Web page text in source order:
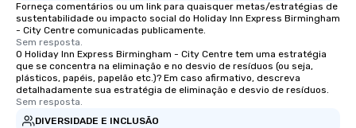
Forneça comentários ou um link para quaisquer metas/estratégias de
sustentabilidade ou impacto social do Holiday Inn Express Birmingham
- City Centre comunicadas publicamente.
Sem resposta.
O Holiday Inn Express Birmingham - City Centre tem uma estratégia
que se concentra na eliminação e no desvio de resíduos (ou seja,
plásticos, papéis, papelão etc.)? Em caso afirmativo, descreva
detalhadamente sua estratégia de eliminação e desvio de resíduos.
Sem resposta.
DIVERSIDADE E INCLUSÃO